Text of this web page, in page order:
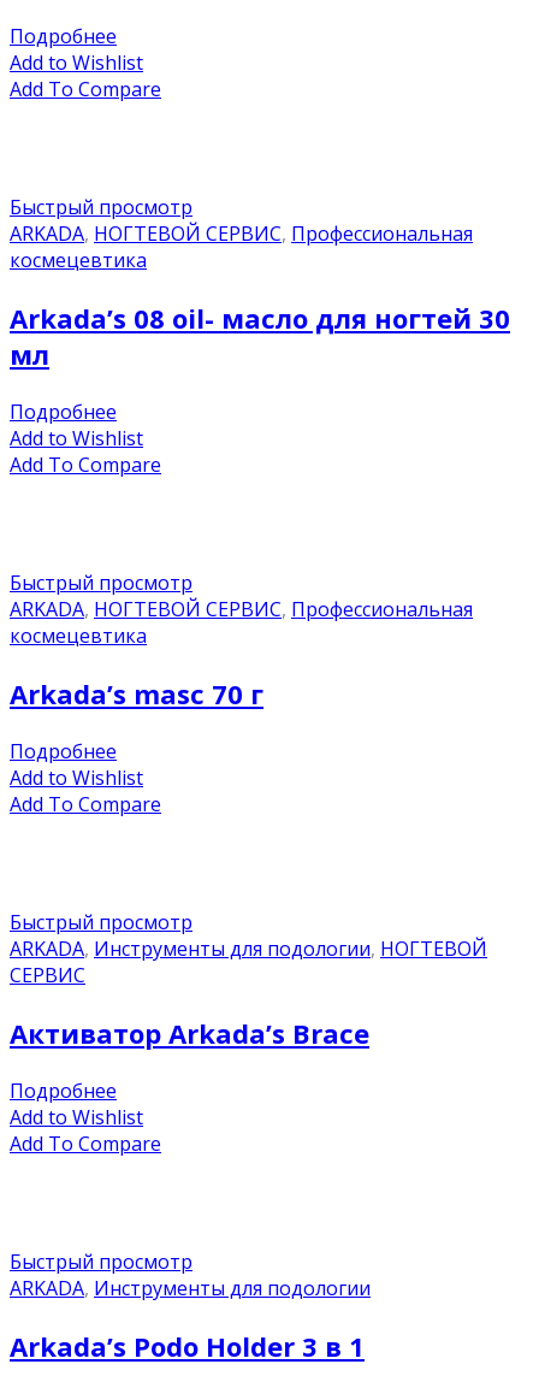
Подробнее
Add to Wishlist
Add To Compare
Быстрый просмотр
ARKADA, НОГТЕВОЙ СЕРВИС, Профессиональная
космецевтика
Arkada’s 08 oil- масло для ногтей 30
мл
Подробнее
Add to Wishlist
Add To Compare
Быстрый просмотр
ARKADA, НОГТЕВОЙ СЕРВИС, Профессиональная
космецевтика
Arkada’s masc 70 г
Подробнее
Add to Wishlist
Add To Compare
Быстрый просмотр
ARKADA, Инструменты для подологии, НОГТЕВОЙ
СЕРВИС
Активатор Arkada’s Brace
Подробнее
Add to Wishlist
Add To Compare
Быстрый просмотр
ARKADA, Инструменты для подологии
Arkada’s Podo Holder 3 в 1